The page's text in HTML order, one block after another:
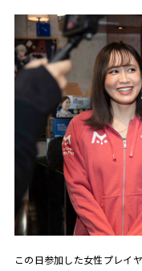
この日参加した女性プレイ